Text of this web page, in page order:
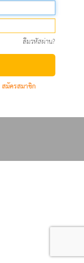
ลืมรหัสผ่าน?
สมัครสมาชิก